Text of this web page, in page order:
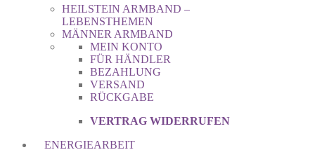
HEILSTEIN ARMBAND –
LEBENSTHEMEN
MÄNNER ARMBAND
MEIN KONTO
FÜR HÄNDLER
BEZAHLUNG
VERSAND
RÜCKGABE
VERTRAG WIDERRUFEN
ENERGIEARBEIT